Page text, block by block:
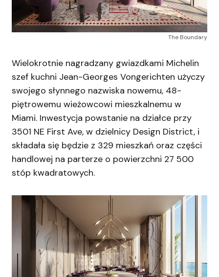
The Boundary
Wielokrotnie nagradzany gwiazdkami Michelin
szef kuchni Jean-Georges Vongerichten użyczy
swojego słynnego nazwiska nowemu, 48-
piętrowemu wieżowcowi mieszkalnemu w
Miami. Inwestycja powstanie na działce przy
3501 NE First Ave, w dzielnicy Design District, i
składała się będzie z 329 mieszkań oraz części
handlowej na parterze o powierzchni 27 500
stóp kwadratowych.